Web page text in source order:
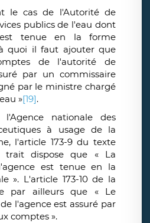
le cas de l'Autorité de
publics de l'eau dont
tenue en la forme
quoi il faut ajouter que
de l'autorité de
par un commissaire
par le ministre chargé
»[19].
nationale des
à usage de la
l'article 173-9 du texte
trait dispose que « La
est tenue en la
». L'article 173-10 de la
par ailleurs que « Le
l'agence est assuré par
comptes ».